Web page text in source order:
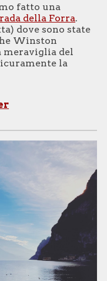
fatto una
della Forra.
dove sono state
Winston
meraviglia del
la